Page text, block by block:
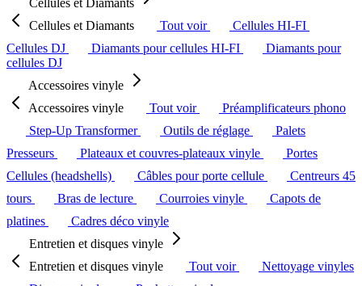
Cellules et Diamants
Cellules et Diamants
Tout voir
Cellules HI-FI
Cellules DJ
Diamants pour cellules HI-FI
Diamants pour
cellules DJ
Accessoires vinyle
Accessoires vinyle
Tout voir
Préamplificateurs phono
Step-Up Transformer
Outils de réglage
Palets
Presseurs
Plateaux et couvres-plateaux vinyle
Portes
Cellules (headshells)
Câbles pour porte cellule
Centreurs 45
tours
Bras de lecture Courroies vinyle
Capots de
platines
Cadres déco vinyle
Entretien et disques vinyle
Entretien et disques vinyle
Tout voir
Nettoyage vinyles